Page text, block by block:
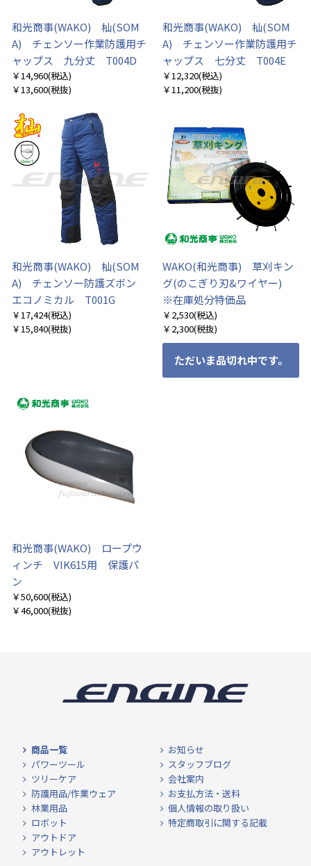
和光商事(WAKO) 杣(SOM
A) チェンソー作業防護用チ
ャップス 九分丈 T004D
￥14,960(税込)
￥13,600(税抜)
和光商事(WAKO) 杣(SOM
A) チェンソー作業防護用チ
ャップス 七分丈 T004E
￥12,320(税込)
￥11,200(税抜)
和光商事(WAKO) 杣(SOM
A) チェンソー防護ズボン
エコノミカル T001G
￥17,424(税込)
￥15,840(税抜)
WAKO(和光商事) 草刈キン
グ(のこぎり刃&ワイヤー)
※在庫処分特価品
￥2,530(税込)
￥2,300(税抜)
ただいま品切れ中です。
和光商事(WAKO) ロープウ
ィンチ VIK615用 保護パ
ン
￥50,600(税込)
￥46,000(税抜)
商品一覧
パワーツール
ツリーケア
防護用品/作業ウェア
林業用品
ロボット
アウトドア
アウトレット
お知らせ
スタッフブログ
会社案内
お支払方法・送料
個人情報の取り扱い
特定商取引に関する記載